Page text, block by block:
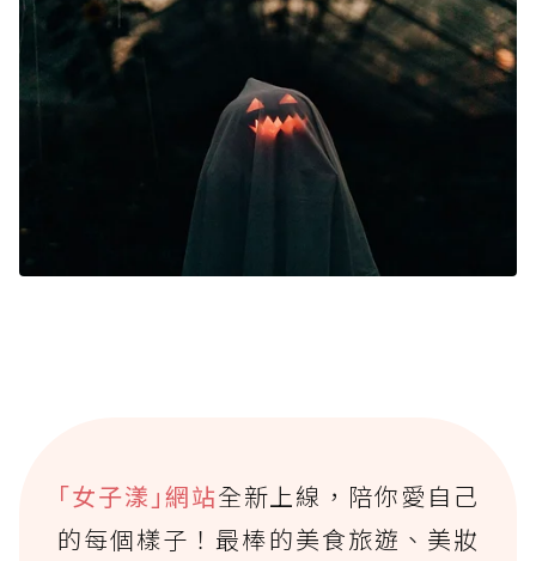
｢女子漾｣網站全新上線，陪你愛自己
的每個樣子！最棒的美食旅遊、美妝